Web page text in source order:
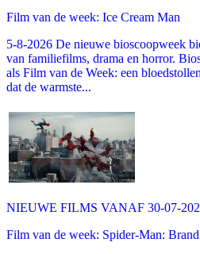
Film van de week: Ice Cream Man
5-8-2026 De nieuwe bioscoopweek
van familiefilms, drama en horror.
als Film van de Week: een
dat de warmste...
NIEUWE FILMS VANAF 30-07-
Film van de week: Spider-Man: